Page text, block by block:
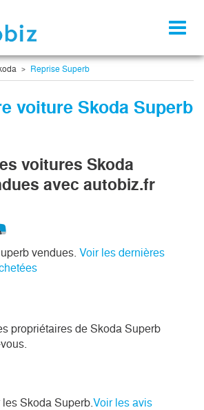
Reprise Superb
voiture Skoda Superb
voitures Skoda
avec autobiz.fr
vendues. Voir les dernières
propriétaires de Skoda Superb
Skoda Superb. Voir les avis